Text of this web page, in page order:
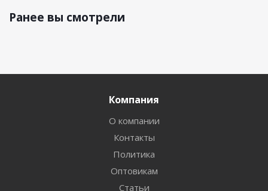
Ранее вы смотрели
Компания
О компании
Контакты
Политика
Оптовикам
Статьи